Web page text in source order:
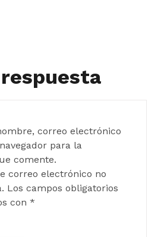
correo electrónico no
Los campos obligatorios
con *
correo electrónico
para la
comente.